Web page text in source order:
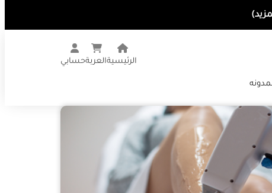
الرئيسيةالعربةحسابي